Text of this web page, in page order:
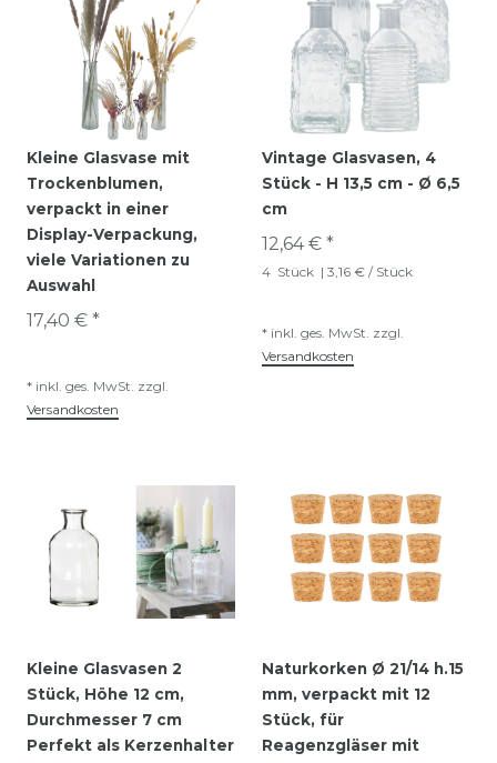
Kleine Glasvase mit
Trockenblumen,
verpackt in einer
Display-Verpackung,
viele Variationen zu
Auswahl
17,40 € *
* inkl. ges. MwSt. zzgl.
Versandkosten
Vintage Glasvasen, 4
Stück - H 13,5 cm - Ø 6,5
cm
12,64 € *
4 Stück | 3,16 € / Stück
* inkl. ges. MwSt. zzgl.
Versandkosten
Kleine Glasvasen 2
Stück, Höhe 12 cm,
Durchmesser 7 cm
Perfekt als Kerzenhalter
Naturkorken Ø 21/14 h.15
mm, verpackt mit 12
Stück, für
Reagenzgläser mit